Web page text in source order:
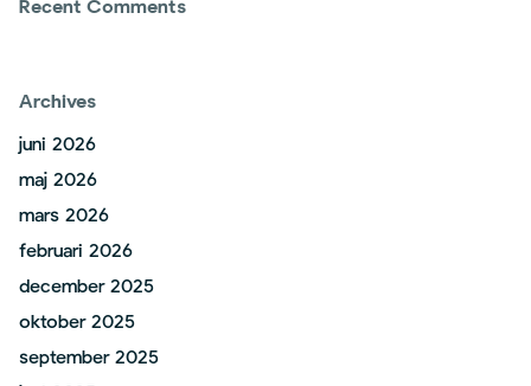
Recent Comments
Archives
juni 2026
maj 2026
mars 2026
februari 2026
december 2025
oktober 2025
september 2025